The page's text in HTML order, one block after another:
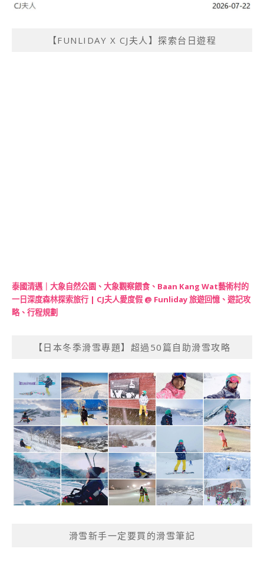
【FUNLIDAY X CJ夫人】探索台日遊程
泰國清邁｜大象自然公園、大象觀察餵食、Baan Kang Wat藝術村的
一日深度森林探索旅行 | CJ夫人愛度假 @ Funliday 旅遊回憶、遊記攻
略、行程規劃
【日本冬季滑雪專題】超過50篇自助滑雪攻略
滑雪新手一定要買的滑雪筆記